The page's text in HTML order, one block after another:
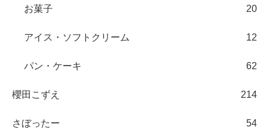
お菓子 20
アイス・ソフトクリーム 12
パン・ケーキ 62
櫻田こずえ 214
さぼったー 54